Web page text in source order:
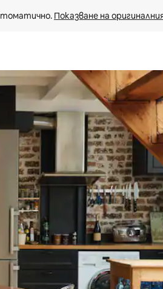
Показване на
надолу или навигирайте с